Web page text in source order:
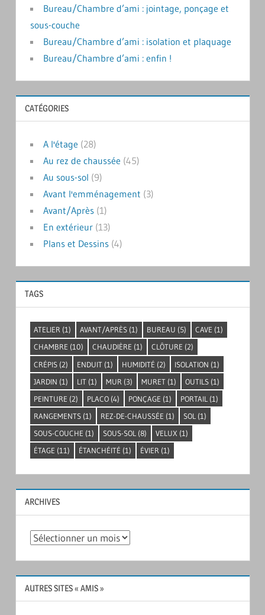
Bureau/Chambre d’ami : jointage, ponçage et
sous-couche
Bureau/Chambre d’ami : isolation et plaquage
Bureau/Chambre d’ami : enfin !
CATÉGORIES
A l'étage (28)
Au rez de chaussée (45)
Au sous-sol (9)
Avant l'emménagement (3)
Avant/Après(1)
En extérieur(13)
Plans et Dessins(4)
TAGS
ATELIER (1) AVANT/APRÈS (1) BUREAU (5) CAVE (1)
CHAMBRE (10) CHAUDIÈRE (1) CLÔTURE (2)
CRÉPIS (2) ENDUIT (1) HUMIDITÉ (2) ISOLATION (1)
JARDIN (1) LIT (1) MUR (3) MURET (1) OUTILS (1)
PEINTURE (2) PLACO (4) PONÇAGE (1) PORTAIL (1)
RANGEMENTS (1) REZ-DE-CHAUSSÉE (1) SOL (1)
SOUS-COUCHE (1) SOUS-SOL (8) VELUX (1)
ÉTAGE (11) ÉTANCHÉITÉ (1) ÉVIER (1)
ARCHIVES
Archives
AUTRES SITES « AMIS »